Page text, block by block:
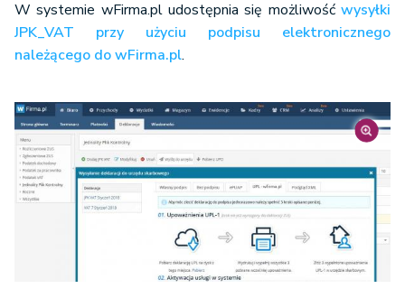
W systemie wFirma.pl udostępnia się możliwość wysyłki
JPK_VAT przy użyciu podpisu elektronicznego
należącego do wFirma.pl.